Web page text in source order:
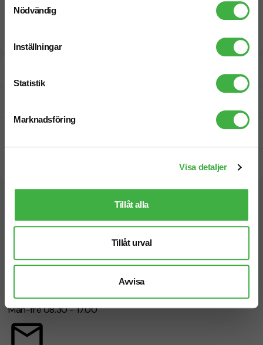
Nödvändig
Inställningar
Statistik
Marknadsföring
Visa detaljer
Tillåt alla
Tillåt urval
Avvisa
Vi hjälper dig gärna!
Telefon: 019-760 65 00
Mån-fre 08.30 - 17.00